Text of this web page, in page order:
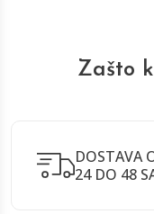
Zašto
DOSTAVA
24 DO 48